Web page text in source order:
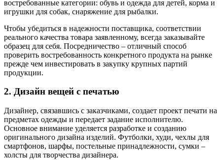
востребованные категории: обувь и одежда для детей, корма и
игрушки для собак, снаряжение для рыбалки.
Чтобы убедиться в надежности поставщика, соответствии
реального качества товара заявленному, всегда заказывайте
образец для себя. Посредничество – отличный способ
проверить востребованность конкретного продукта на рынке
прежде чем инвестировать в закупку крупных партий
продукции.
2. Дизайн вещей с печатью
Дизайнер, связавшись с заказчиками, создает проект печати на
предметах одежды и передает задание исполнителю.
Основное внимание уделяется разработке и созданию
оригинального дизайна изделий. Футболки, худи, чехлы для
смартфонов, шарфы, постельные принадлежности, сумки –
холсты для творчества дизайнера.